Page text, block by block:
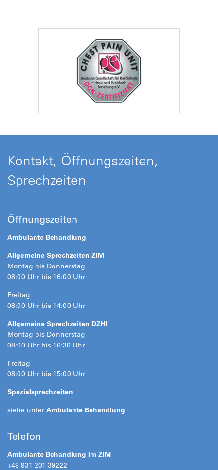
Kontakt, Öffnungszeiten,
Sprechzeiten
Öffnungszeiten
Ambulante Behandlung
Allgemeine Sprechzeiten ZIM
Montag bis Donnerstag
08:00 Uhr bis 16:00 Uhr
Freitag
08:00 Uhr bis 14:00 Uhr
Allgemeine Sprechzeiten DZHI
Montag bis Donnerstag
08:00 Uhr bis 16:30 Uhr
Freitag
08:00 Uhr bis 15:00 Uhr
Spezialsprechzeiten
siehe unterAmbulante Behandlung
Telefon
Ambulante Behandlung im ZIM
+49 931 201-39222